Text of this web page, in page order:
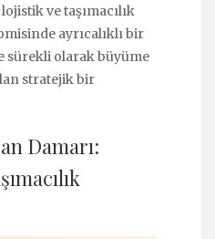
ve taşımacılık
ayrıcalıklı bir
sürekli olarak büyüme
stratejik bir
Damarı: